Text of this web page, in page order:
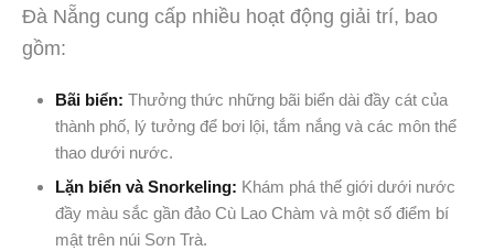
Đà Nẵng cung cấp nhiều hoạt động giải trí, bao
gồm:
Bãi biển: Thưởng thức những bãi biển dài đầy cát của
thành phố, lý tưởng để bơi lội, tắm nắng và các môn thể
thao dưới nước.
Lặn biển và Snorkeling: Khám phá thế giới dưới nước
đầy màu sắc gần đảo Cù Lao Chàm và một số điểm bí
mật trên núi Sơn Trà.